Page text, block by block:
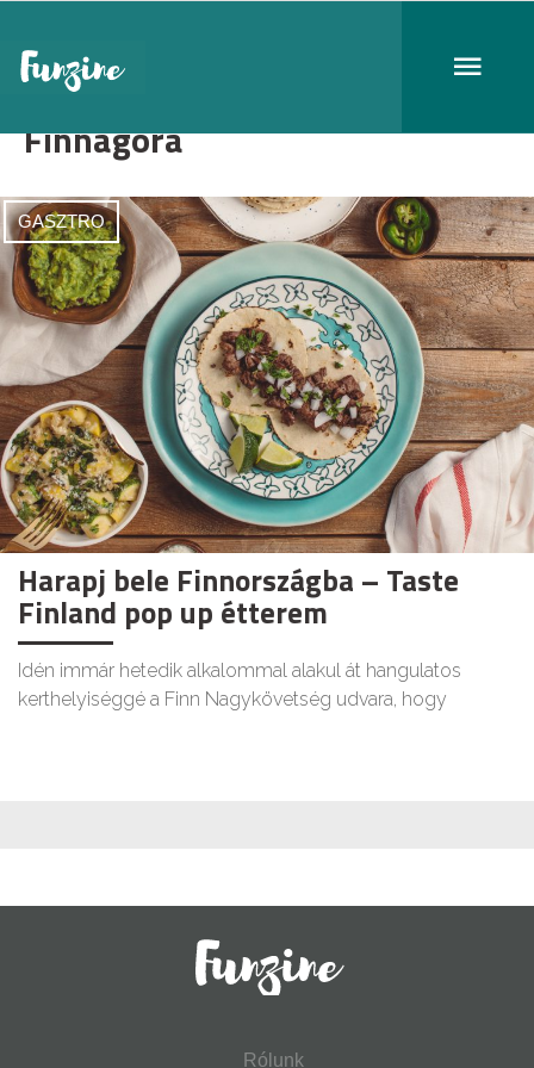
Finnagora
GASZTRO
Harapj bele Finnországba – Taste
Finland pop up étterem
Idén immár hetedik alkalommal alakul át hangulatos
kerthelyiséggé a Finn Nagykövetség udvara, hogy
Rólunk